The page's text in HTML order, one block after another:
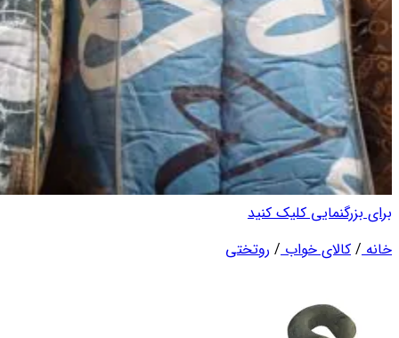
برای بزرگنمایی کلیک کنید
خانه/ کالای خواب/ روتختی